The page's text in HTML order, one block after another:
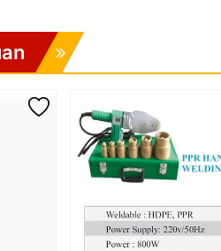
lá đặc trưng
Cửa Đồng
chính với vật liệu cao cấp:
(Brass)
(Brass)
(Brass)
(Brass)
(Brass)